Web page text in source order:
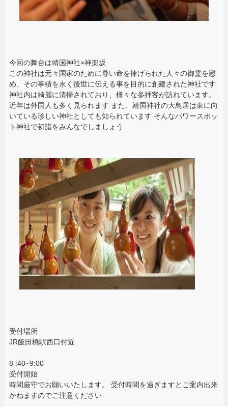
今回の舞台は靖国神社×神楽坂
この神社は元々国家のために尊い命を捧げられた人々の御霊を慰
め、その事績を永く後世に伝える事を目的に創建された神社です
神社内は綺麗に清掃されており、様々な参拝客が訪れています。
近年は外国人も多く見られます また、靖国神社の大鳥居は東に向
いている珍しい神社としても知られています そんなパワースポッ
ト神社で初詣をみんなでしましょう
受付場所
JR飯田橋駅西口付近
8 :40~9:00
受付開始
時間厳守でお願いいたします。 受付時間を過ぎますとご案内出来
かねますのでご注意ください